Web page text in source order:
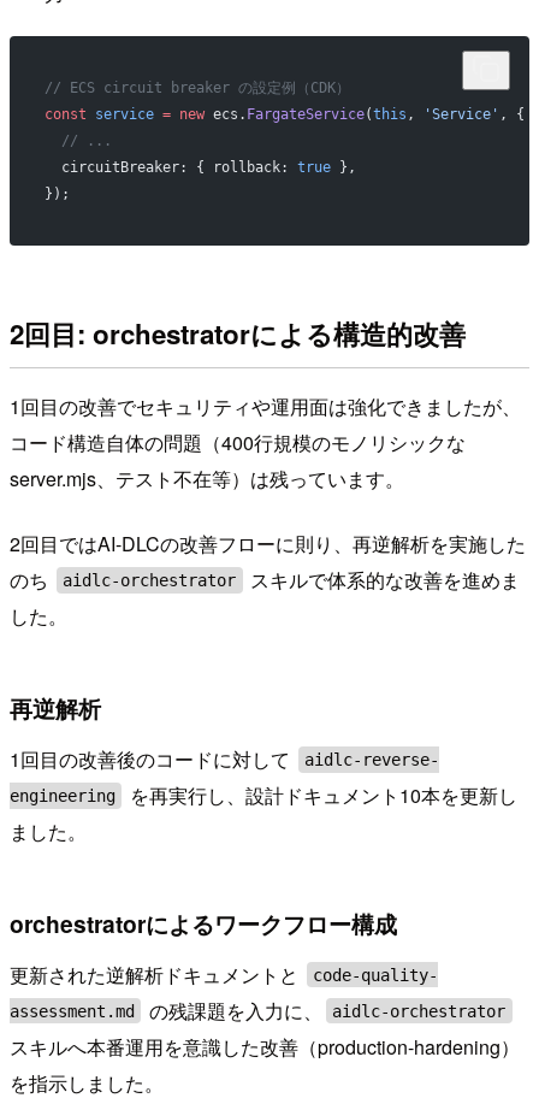
// ECS circuit breaker の設定例（CDK）
const service = new ecs. FargateService(this , 'Service' , {
  // ...
  circuitBreaker: { rollback:
true },
});
2回目: orchestratorによる構造的改善
1回目の改善でセキュリティや運用面は強化できましたが、
コード構造自体の問題（400行規模のモノリシックな
server.mjs、テスト不在等）は残っています。
2回目ではAI-DLCの改善フローに則り、再逆解析を実施した
のち
aidlc-orchestrator
スキルで体系的な改善を進めま
した。
再逆解析
1回目の改善後のコードに対して
aidlc-reverse-
engineering
を再実行し、設計ドキュメント10本を更新し
ました。
orchestratorによるワークフロー構成
更新された逆解析ドキュメントと
code-quality-
assessment.md
の残課題を入力に、 aidlc-orchestrator
スキルへ本番運用を意識した改善（production-hardening）
を指示しました。